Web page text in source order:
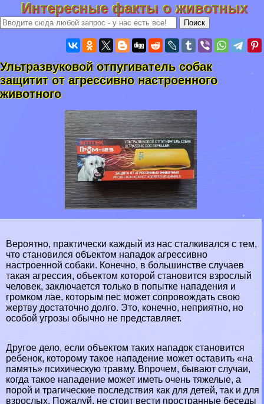
Интересные факты о животных
Ультразвуковой отпугиватель собак
защитит от агрессивно настроенного
животного
Вероятно, пpaктически каждый из нас сталкивался с тем,
что становился объектом нападок агрессивно
настроенной собаки. Конечно, в большинстве случаев
такая агрессия, объектом которой становится взрослый
человек, заключается только в попытке нападения и
громком лае, которым пес может сопровождать свою
жертву достаточно долго. Это, конечно, неприятно, но
особой угрозы обычно не представляет.
Другое дело, если объектом таких нападок становится
ребенок, которому такое нападение может оставить «на
память» психическую травму. Впрочем, бывают случаи,
когда такое нападение может иметь очень тяжелые, а
порой и трагические последствия как для детей, так и для
взрослых. Пожалуй, не стоит вести пространные беседы